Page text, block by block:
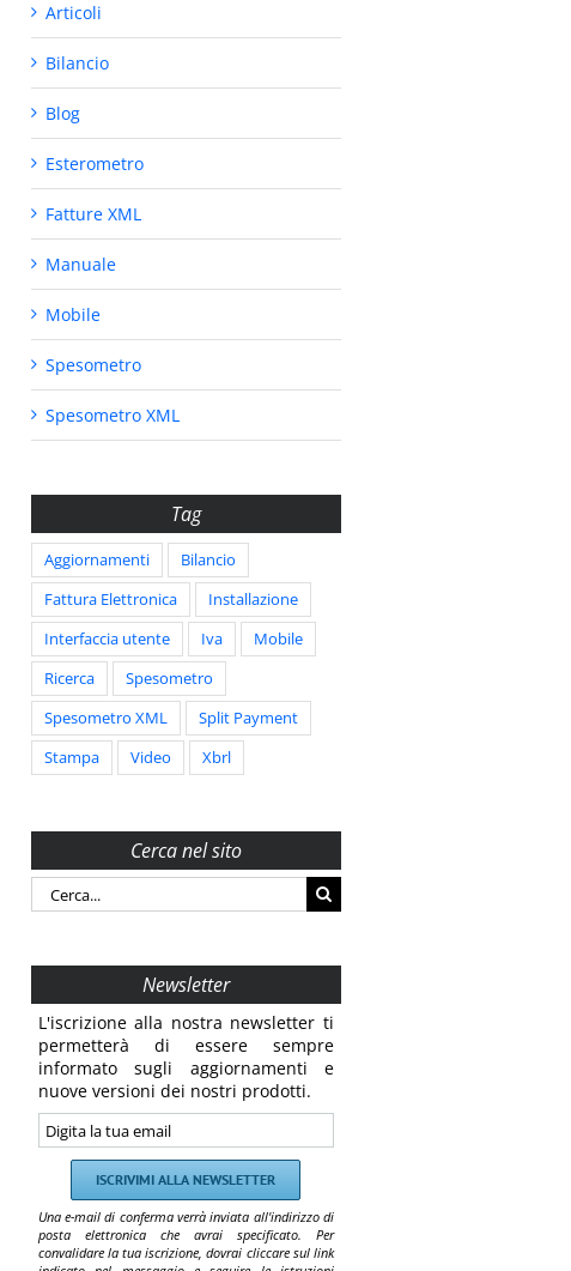
Articoli
Bilancio
Blog
Esterometro
Fatture XML
Manuale
Mobile
Spesometro
Spesometro XML
Tag
Aggiornamenti
Bilancio
Fattura Elettronica
Installazione
Interfaccia utente
Iva
Mobile
Ricerca
Spesometro
Spesometro XML
Split Payment
Stampa
Video Xbrl
Cerca nel sito
Cerca
per:
Newsletter
L'iscrizione alla nostra newsletter ti
permetterà di essere sempre
informato sugli aggiornamenti e
nuove versioni dei nostri prodotti.
Una e-mail di conferma verrà inviata all'indirizzo di
posta elettronica che avrai specificato. Per
convalidare la tua iscrizione, dovrai cliccare sul link